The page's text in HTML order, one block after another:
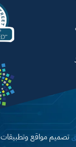
تصميم مواقع وتطبيقات 2026